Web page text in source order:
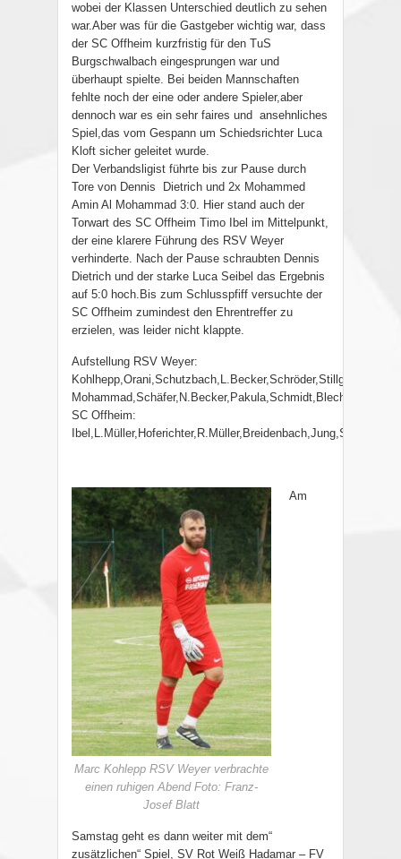
wobei der Klassen Unterschied deutlich zu sehen
war.Aber was für die Gastgeber wichtig war, dass
der SC Offheim kurzfristig für den TuS
Burgschwalbach eingesprungen war und
überhaupt spielte. Bei beiden Mannschaften
fehlte noch der eine oder andere Spieler,aber
dennoch war es ein sehr faires und ansehnliches
Spiel,das vom Gespann um Schiedsrichter Luca
Kloft sicher geleitet wurde.
Der Verbandsligist führte bis zur Pause durch
Tore von Dennis Dietrich und 2x Mohammed
Amin Al Mohammad 3:0. Hier stand auch der
Torwart des SC Offheim Timo Ibel im Mittelpunkt,
der eine klarere Führung des RSV Weyer
verhinderte. Nach der Pause schraubten Dennis
Dietrich und der starke Luca Seibel das Ergebnis
auf 5:0 hoch.Bis zum Schlusspfiff versuchte der
SC Offheim zumindest den Ehrentreffer zu
erzielen, was leider nicht klappte.
Aufstellung RSV Weyer:
Mohammad,Schäfer,N.Becker,Pakula,Schmidt,Blecher.
SC Offheim:
Marc Kohlepp RSV Weyer verbrachte
einen ruhigen Abend Foto: Franz-
Josef Blatt
Am
Samstag geht es dann weiter mit dem“
zusätzlichen“ Spiel, SV Rot Weiß Hadamar – FV